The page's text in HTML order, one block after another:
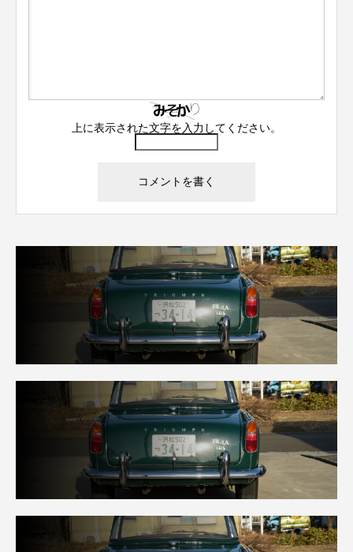
上に表示された文字を入力してください。